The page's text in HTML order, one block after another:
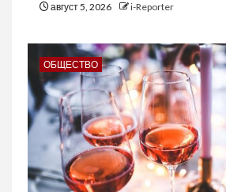
август 5, 2026 i-Reporter
ОБЩЕСТВО